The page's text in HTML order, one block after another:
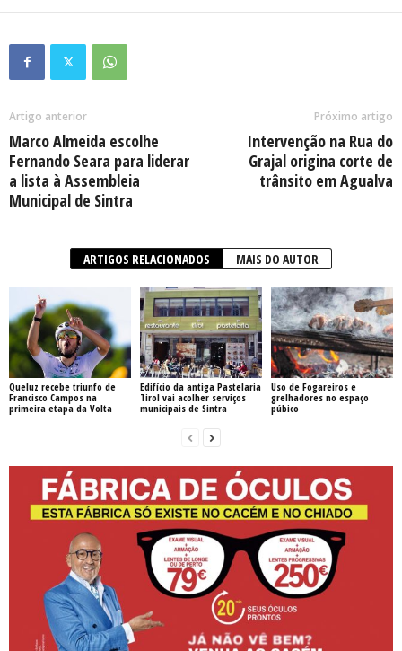
Artigo anterior
Marco Almeida escolhe
Fernando Seara para liderar
a lista à Assembleia
Municipal de Sintra
Próximo artigo
Intervenção na Rua do
Grajal origina corte de
trânsito em Agualva
ARTIGOS RELACIONADOS MAIS DO AUTOR
Queluz recebe triunfo de
Francisco Campos na
primeira etapa da Volta
Edifício da antiga Pastelaria
Tirol vai acolher serviços
municipais de Sintra
Uso de Fogareiros e
grelhadores no espaço
púbico